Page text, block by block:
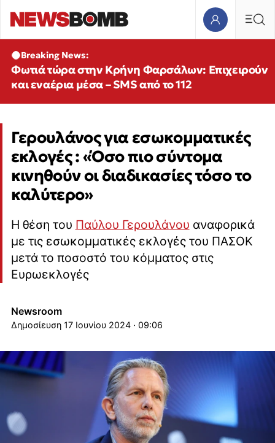
Breaking News:
Φωτιά τώρα στην Κρήνη Φαρσάλων: Επιχειρούν
και εναέρια μέσα – SMS από το 112
Γερουλάνος για εσωκομματικές
εκλογές : «Όσο πιο σύντομα
κινηθούν οι διαδικασίες τόσο το
καλύτερο»
Η θέση του Παύλου Γερουλάνου αναφορικά
με τις εσωκομματικές εκλογές του ΠΑΣΟΚ
μετά το ποσοστό του κόμματος στις
Ευρωεκλογές
Newsroom
17 Ιουνίου 2024 · 09:06